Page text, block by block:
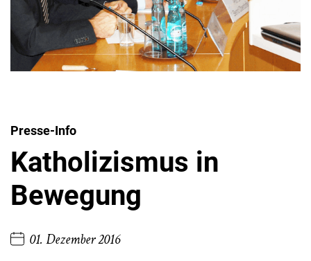
Presse-Info
Katholizismus in
Bewegung
01. Dezember 2016